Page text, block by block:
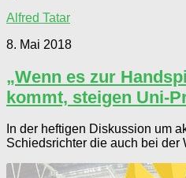
Alfred Tatar
8. Mai 2018
„Wenn es zur
kommt, steigen Uni-
In der heftigen Diskussion um
Schiedsrichter die auch bei der